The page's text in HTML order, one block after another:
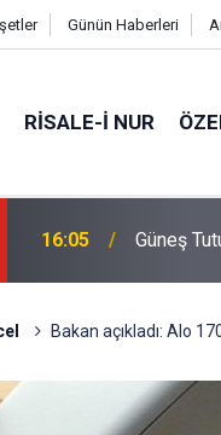
Günün Haberleri
RISALE-I NUR
16:05 Güneş
Bakan açıkladı: Alo